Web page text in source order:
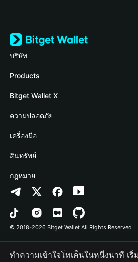
บริษัท
เกี่ยวกับ Bitget Wallet
Blog
Academy
ข่าวสารด้านคริปโต
ศูนย์ช่วยเหลือ
ติดต่อเรา
ทรัพยากรข้อมูลของแบรนด์
อาชีพ
Products
Crypto Card
Stablecoin Earn
Payfi Crypto
Crypto Swap API
Altcoin Season Index
Prediction Markets
DApp
RWA
Bitget Wallet X
นักพัฒนา
เชื่อมต่อ Wallet
Bitget Wallet Pay
ลิสต์โปรเจกต์
ความปลอดภัย
Protection Fund
เทคโนโลยีความปลอดภัย
เครื่องมือ
ซื้อคริปโต
การตรวจจับการอนุญาต
การตรวจจับสัญญา
การโอนเป็นชุด
สินทรัพย์
Arbitrum
Avalanche
Bitcoin
Polygon
กฎหมาย
นโยบายความเป็นส่วนตัว
ข้อตกลงในการใช้บริการ
© 2018-2026 Bitget Wallet All Rights Reserved
ทำความเข้าใจโทเค็นในหนึ่งนาที เริ่